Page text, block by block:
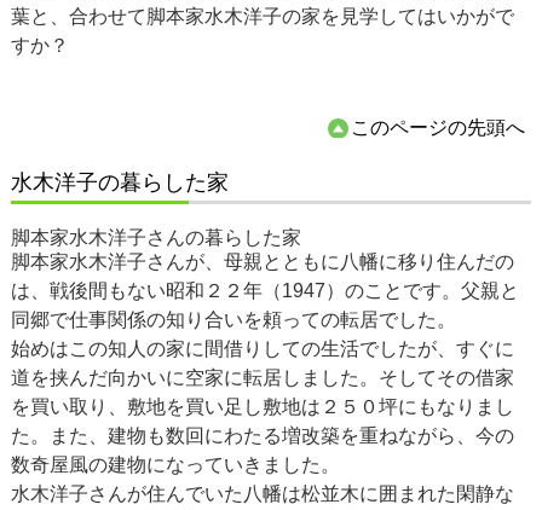
葉と、合わせて脚本家水木洋子の家を見学してはいかがで
すか？
このページの先頭へ
水木洋子の暮らした家
脚本家水木洋子さんの暮らした家
脚本家水木洋子さんが、母親とともに八幡に移り住んだの
は、戦後間もない昭和２２年（1947）のことです。父親と
同郷で仕事関係の知り合いを頼っての転居でした。
始めはこの知人の家に間借りしての生活でしたが、すぐに
道を挟んだ向かいに空家に転居しました。そしてその借家
を買い取り、敷地を買い足し敷地は２５０坪にもなりまし
た。また、建物も数回にわたる増改築を重ねながら、今の
数奇屋風の建物になっていきました。
水木洋子さんが住んでいた八幡は松並木に囲まれた閑静な